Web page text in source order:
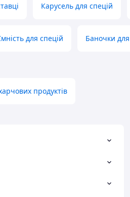
Карусель для спецій
для спецій Баночки
продуктів